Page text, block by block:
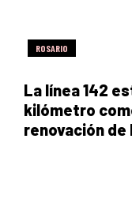
ROSARIO
La línea 142
kilómetro
renovación